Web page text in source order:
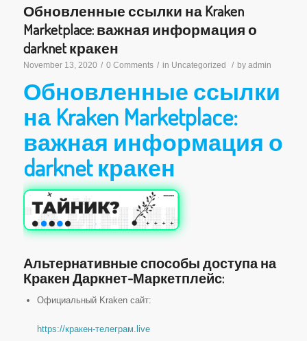
Обновленные ссылки на Kraken
Marketplace: важная информация о
darknet кракен
November 13, 2020 / 0 Comments / in Uncategorized / by admin
Обновленные ссылки
на Kraken Marketplace:
важная информация о
darknet кракен
Альтернативные способы доступа на
Кракен Даркнет-Маркетплейс:
Официальный Kraken сайт:
https://кракен-телеграм.live